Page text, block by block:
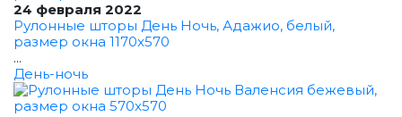
24 февраля 2022
Рулонные шторы День Ночь, Адажио, белый,
размер окна 1170x570
...
День-ночь